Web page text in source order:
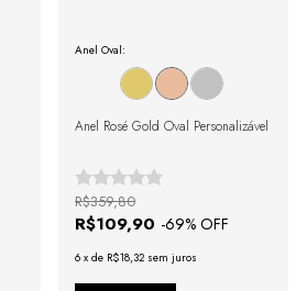
Anel Oval:
Anel Rosé Gold Oval Personalizável
R$109,90 -69% OFF
R$359,80
6 x de R$18,32 sem juros